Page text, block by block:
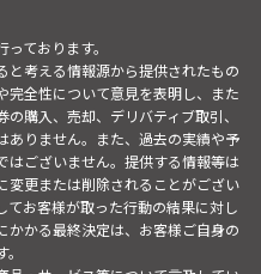
ております。
と考える情報源から提供されたもの
完全性について意見を表明し、また
購入、売却、デリバティブ取引、
ありません。また、過去の実績や予
はございません。提供する情報等は
変更または削除されることがござい
てお客様が取った行動の結果に対し
かかる最終決定は、お客様ご自身の